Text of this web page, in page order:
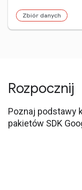
Zbiór danych
Rozpocznij
Poznaj podstawy
pakietów SDK